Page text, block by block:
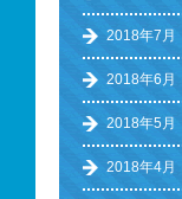
2018年7月
2018年6月
2018年5月
2018年4月